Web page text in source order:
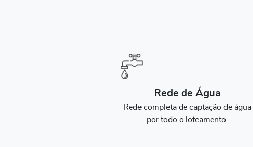
Rede de Água
Rede completa de captação de água
por todo o loteamento.